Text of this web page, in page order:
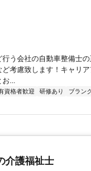
行う会社の自動車整備士の
考慮致します！キャリア
お...
資格者歓迎 研修あり
ブラン
介護福祉士